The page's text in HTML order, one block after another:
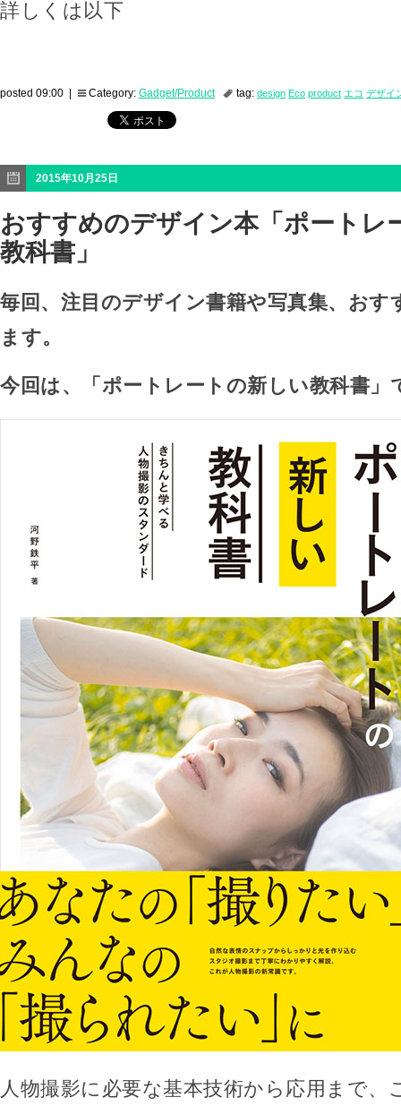
詳しくは以下
posted 09:00 | Category: Gadget/Product tag: design Eco product エコ デザイ
2015年10月25日
おすすめのデザイン本「ポートレ
教科書」
毎回、注目のデザイン書籍や写真集、おす
ます。
今回は、「ポートレートの新しい教科書」
人物撮影に必要な基本技術から応用まで、